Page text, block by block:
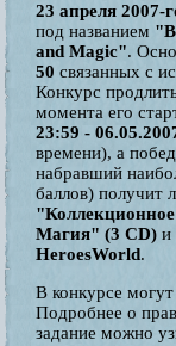
23 апреля 2007-
под названием
and Magic".
50 связанных с
Конкурс
момента его
23:59 -
времени), а
набравший
баллов) получит
Магия" (3 CD) и
HeroesWorld.
В конкурсе
Подробнее о
задание можно